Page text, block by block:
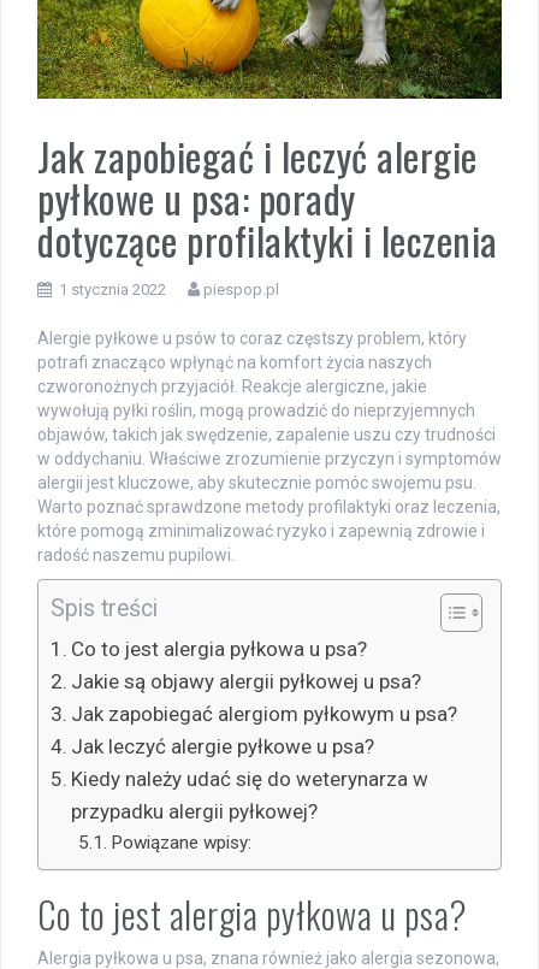
Jak zapobiegać i leczyć alergie
pyłkowe u psa: porady
dotyczące profilaktyki i leczenia
1 stycznia 2022 piespop.pl
Alergie pyłkowe u psów to coraz częstszy problem, który
potrafi znacząco wpłynąć na komfort życia naszych
czworonożnych przyjaciół. Reakcje alergiczne, jakie
wywołują pyłki roślin, mogą prowadzić do nieprzyjemnych
objawów, takich jak swędzenie, zapalenie uszu czy trudności
w oddychaniu. Właściwe zrozumienie przyczyn i symptomów
alergii jest kluczowe, aby skutecznie pomóc swojemu psu.
Warto poznać sprawdzone metody profilaktyki oraz leczenia,
które pomogą zminimalizować ryzyko i zapewnią zdrowie i
radość naszemu pupilowi.
Spis treści
Co to jest alergia pyłkowa u psa?
Jakie są objawy alergii pyłkowej u psa?
Jak zapobiegać alergiom pyłkowym u psa?
Jak leczyć alergie pyłkowe u psa?
Kiedy należy udać się do weterynarza w
przypadku alergii pyłkowej?
Powiązane wpisy:
Co to jest alergia pyłkowa u psa?
Alergia pyłkowa u psa, znana również jako alergia sezonowa,